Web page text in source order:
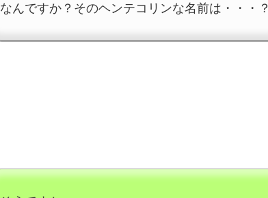
なんですか？そのヘンテコリンな名前は・・・？